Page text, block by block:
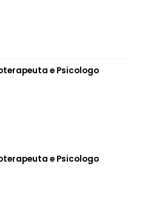
e Psicologo
e Psicologo